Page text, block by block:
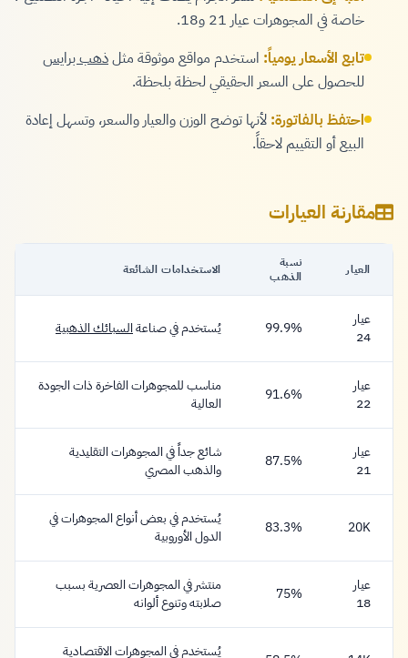
خاصة في المجوهرات عيار 21 و18.
تابع الأسعار يومياً: استخدم مواقع موثوقة مثلذهب برايس
للحصول على السعر الحقيقي لحظة بلحظة.
احتفظ بالفاتورة: لأنها توضح الوزن والعيار والسعر، وتسهل إعادة
البيع أو التقييم لاحقاً.
مقارنة العيارات
العيار
نسبة
الذهب
الاستخدامات الشائعة
عيار
24
99.9% يُستخدم في صناعةالسبائك الذهبية
عيار
22
91.6%
مناسب للمجوهرات الفاخرة ذات الجودة
العالية
عيار
21
87.5%
شائع جداً في المجوهرات التقليدية
والذهب المصري
20K
83.3%
يُستخدم في بعض أنواع المجوهرات في
الدول الأوروبية
عيار
18
75%
منتشر في المجوهرات العصرية بسبب
صلابته وتنوع ألوانه
يُستخدم في المجوهرات الاقتصادية